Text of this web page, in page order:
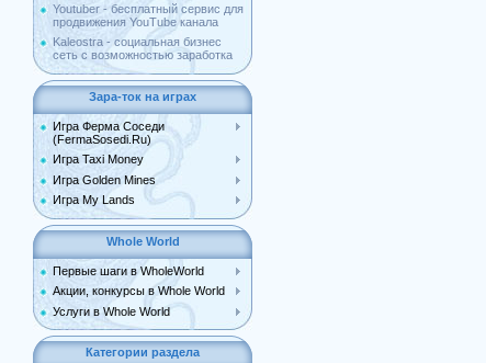
Youtuber - бесплатный сервис для
продвижения YouTube канала
Kaleostra - социальная бизнес
сеть с возможностью заработка
Зара-ток на играх
Игра Ферма Соседи
(FermaSosedi.Ru)
Игра Taxi Money
Игра Golden Mines
Игра My Lands
Whole World
Первые шаги в WholeWorld
Акции, конкурсы в Whole World
Услуги в Whole World
Категории раздела